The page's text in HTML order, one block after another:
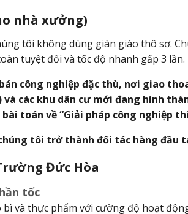
nhà xưởng)
tôi không dùng giàn giáo thô sơ.
tuyệt đối và tốc độ nhanh gấp 3 lần.
công nghiệp đặc thù, nơi giao
các khu dân cư mới đang hình
toán về “Giải pháp công nghiệp
tôi trở thành đối tác hàng đầu
Đức Hòa
tốc
và thực phẩm với cường độ hoạt